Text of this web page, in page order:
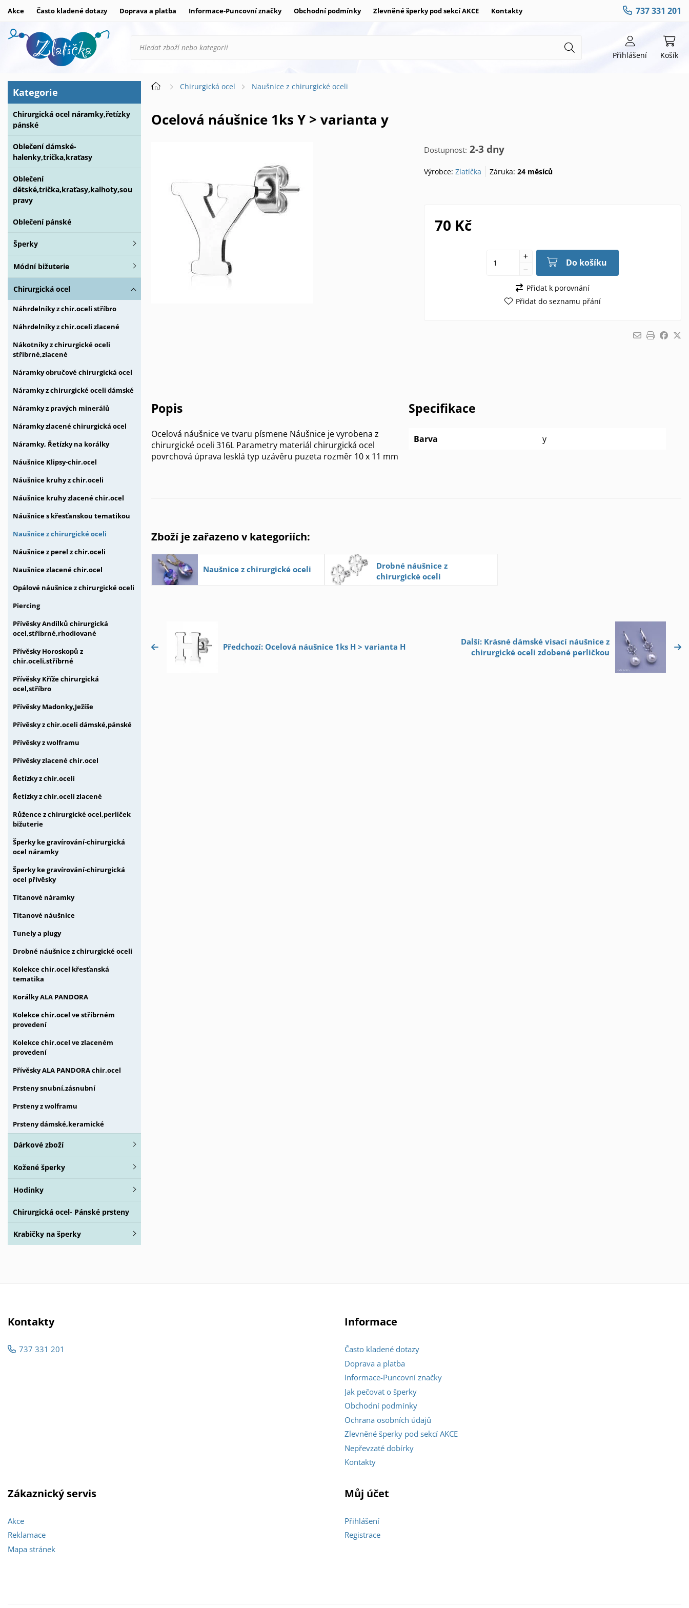
Akce Často kladené dotazy Doprava a platba Informace-Puncovní značky Obchodní podmínky Zlevněné šperky pod sekcí AKCE Kontakty 737 331 201
Přihlášení Košík
Kategorie
Chirurgická ocel náramky,řetízky
pánské
Oblečení dámské-
halenky,trička,kraťasy
Oblečení
dětské,trička,kraťasy,kalhoty,sou
pravy
Oblečení pánské
Šperky
Módní bižuterie
Chirurgická ocel
Náhrdelníky z chir.oceli stříbro
Náhrdelníky z chir.oceli zlacené
Nákotníky z chirurgické oceli
stříbrné,zlacené
Náramky obručové chirurgická ocel
Náramky z chirurgické oceli dámské
Náramky z pravých minerálů
Náramky zlacené chirurgická ocel
Náramky, Řetízky na korálky
Náušnice Klipsy-chir.ocel
Náušnice kruhy z chir.oceli
Náušnice kruhy zlacené chir.ocel
Náušnice s křesťanskou tematikou
Naušnice z chirurgické oceli
Náušnice z perel z chir.oceli
Naušnice zlacené chir.ocel
Opálové náušnice z chirurgické oceli
Piercing
Přívěsky Andílků chirurgická
ocel,stříbrné,rhodiované
Přívěsky Horoskopů z
chir.oceli,stříbrné
Přívěsky Kříže chirurgická
ocel,stříbro
Přívěsky Madonky,Ježíše
Přívěsky z chir.oceli dámské,pánské
Přívěsky z wolframu
Přívěsky zlacené chir.ocel
Řetízky z chir.oceli
Řetízky z chir.oceli zlacené
Růžence z chirurgické ocel,perliček
bižuterie
Šperky ke gravírování-chirurgická
ocel náramky
Šperky ke gravírování-chirurgická
ocel přívěsky
Titanové náramky
Titanové náušnice
Tunely a plugy
Drobné náušnice z chirurgické oceli
Kolekce chir.ocel křesťanská
tematika
Korálky ALA PANDORA
Kolekce chir.ocel ve stříbrném
provedení
Kolekce chir.ocel ve zlaceném
provedení
Přívěsky ALA PANDORA chir.ocel
Prsteny snubní,zásnubní
Prsteny z wolframu
Prsteny dámské,keramické
Dárkové zboží
Kožené šperky
Hodinky
Chirurgická ocel- Pánské prsteny
Krabičky na šperky
Chirurgická ocel Naušnice z chirurgické oceli
Ocelová náušnice 1ks Y > varianta y
Dostupnost: 2-3 dny
Výrobce: Zlatíčka Záruka:24 měsíců
70 Kč
Do košíku
Přidat k porovnání
Přidat do seznamu přání
Popis
Ocelová náušnice ve tvaru písmene Náušnice je vyrobena z
chirurgické oceli 316L Parametry materiál chirurgická ocel
povrchová úprava lesklá typ uzávěru puzeta rozměr 10 x 11 mm
Specifikace
Barva y
Zboží je zařazeno v kategoriích:
Naušnice z chirurgické oceli
Drobné náušnice z
chirurgické oceli
Předchozí: Ocelová náušnice 1ks H > varianta H
Další: Krásné dámské visací náušnice z
chirurgické oceli zdobené perličkou
Kontakty
737 331 201
Informace
Často kladené dotazy
Doprava a platba
Informace-Puncovní značky
Jak pečovat o šperky
Obchodní podmínky
Ochrana osobních údajů
Zlevněné šperky pod sekcí AKCE
Nepřevzaté dobírky
Kontakty
Zákaznický servis
Akce
Reklamace
Mapa stránek
Můj účet
Přihlášení
Registrace